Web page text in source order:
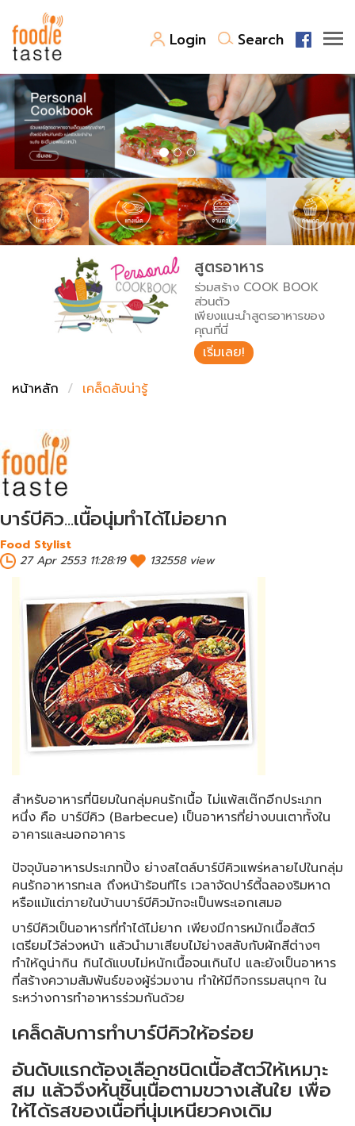
Login Search
สูตรอาหาร
สูตรอาหารล่าสุด
Top Foodie
พาไปชิม
สารพันก้นครัว
เคล็ดลับน่ารู้
เปรียบเทียบหน่วยการตวง
เปรียบเทียบอุณหภูมิ
เปรียบเทียบน้ำหนักวัตถุดิบ
FoodPedia
สร้าง Cookbook
สูตรอาหาร
ร่วมสร้าง COOK BOOK
ส่วนตัว
เพียงแนะนำสูตรอาหารของ
คุณที่นี่
เริ่มเลย!
หน้าหลัก
เคล็ดลับน่ารู้
บาร์บีคิว...เนื้อนุ่มทำได้ไม่อยาก
Food Stylist
27 Apr 2553 11:28:19
132558 view
สำหรับอาหารที่นิยมในกลุ่มคนรักเนื้อ ไม่แพ้สเต๊กอีกประเภท
หนึ่ง คือ บาร์บีคิว (Barbecue) เป็นอาหารที่ย่างบนเตาทั้งใน
อาคารและนอกอาคาร
ปัจจุบันอาหารประเภทปิ้ง ย่างสไตล์บาร์บีคิวแพร่หลายไปในกลุ่ม
คนรักอาหารทะเล ถึงหน้าร้อนทีไร เวลาจัดปาร์ตี้ฉลองริมหาด
หรือแม้แต่ภายในบ้านบาร์บีคิวมักจะเป็นพระเอกเสมอ
บาร์บีคิวเป็นอาหารที่ทำได้ไม่ยาก เพียงมีการหมักเนื้อสัตว์
เตรียมไว้ล่วงหน้า แล้วนำมาเสียบไม้ย่างสลับกับผักสีต่างๆ
ทำให้ดูน่ากิน กินได้แบบไม่หนักเนื้อจนเกินไป และยังเป็นอาหาร
ที่สร้างความสัมพันธ์ของผู้ร่วมงาน ทำให้มีกิจกรรมสนุกๆ ใน
ระหว่างการทำอาหารร่วมกันด้วย
เคล็ดลับการทำบาร์บีคิวให้อร่อย
อันดับแรกต้องเลือกชนิดเนื้อสัตว์ให้เหมาะ
สม แล้วจึงหั่นชิ้นเนื้อตามขวางเส้นใย เพื่อ
ให้ได้รสของเนื้อที่นุ่มเหนียวคงเดิม